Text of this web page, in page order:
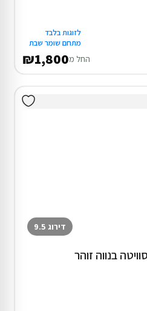
לזוגות בלבד
מתחם שומר שבת
החל מ₪1,800
דירוג 9.5